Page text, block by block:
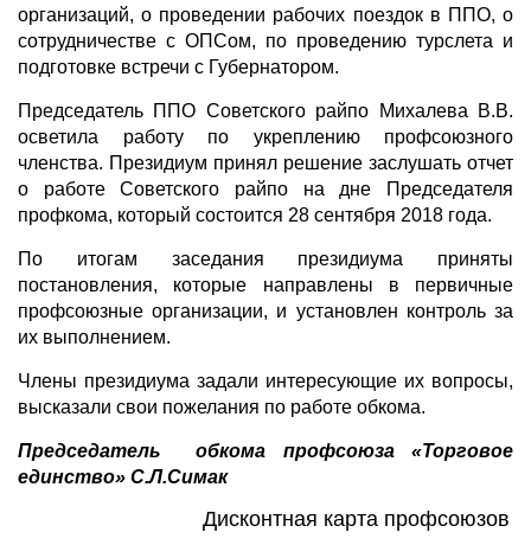
организаций, о проведении рабочих поездок в ППО, о
сотрудничестве с ОПСом, по проведению турслета и
подготовке встречи с Губернатором.
Председатель ППО Советского райпо Михалева В.В.
осветила работу по укреплению профсоюзного
членства. Президиум принял решение заслушать отчет
о работе Советского райпо на дне Председателя
профкома, который состоится 28 сентября 2018 года.
По итогам заседания президиума приняты
постановления, которые направлены в первичные
профсоюзные организации, и установлен контроль за
их выполнением.
Члены президиума задали интересующие их вопросы,
высказали свои пожелания по работе обкома.
Председатель обкома профсоюза «Торговое
единство» С.Л.Симак
Дисконтная карта профсоюзов